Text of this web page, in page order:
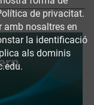
de privacitat.
amb nosaltres en
la identificació
als dominis